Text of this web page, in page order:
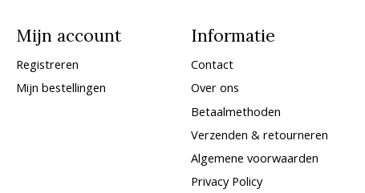
Mijn account
Registreren
Mijn bestellingen
Informatie
Contact
Over ons
Betaalmethoden
Verzenden & retourneren
Algemene voorwaarden
Privacy Policy